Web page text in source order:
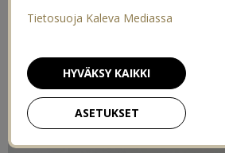
Tietosuoja Kaleva Mediassa
ASETUKSET
HYVÄKSY KAIKKI